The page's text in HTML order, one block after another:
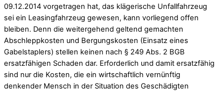
09.12.2014 vorgetragen hat, das klägerische Unfallfahrzeug
sei ein Leasingfahrzeug gewesen, kann vorliegend offen
bleiben. Denn die weitergehend geltend gemachten
Abschleppkosten und Bergungskosten (Einsatz eines
Gabelstaplers) stellen keinen nach § 249 Abs. 2 BGB
ersatzfähigen Schaden dar. Erforderlich und damit ersatzfähig
sind nur die Kosten, die ein wirtschaftlich vernünftig
denkender Mensch in der Situation des Geschädigten